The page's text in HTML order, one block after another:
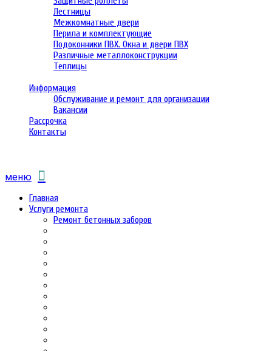
Лестницы
Межкомнатные двери
Перила и комплектующие
Подоконники ПВХ. Окна и двери ПВХ
Различные металлоконструкции
Теплицы
Информация
Обслуживание и ремонт для организации
Вакансии
Рассрочка
Контакты
меню
Главная
Услуги ремонта
Ремонт бетонных заборов